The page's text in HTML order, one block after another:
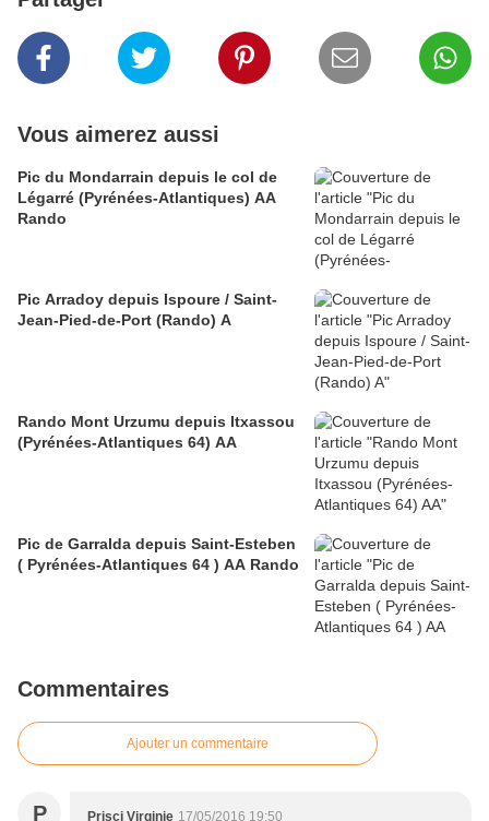
Vous aimerez aussi
Pic du Mondarrain depuis le col de
Légarré (Pyrénées-Atlantiques) AA
Rando
Pic Arradoy depuis Ispoure / Saint-
Jean-Pied-de-Port (Rando) A
Rando Mont Urzumu depuis Itxassou
(Pyrénées-Atlantiques 64) AA
Pic de Garralda depuis Saint-Esteben
( Pyrénées-Atlantiques 64 ) AA Rando
Commentaires
Ajouter un commentaire
P Prisci Virginie 17/05/2016 19:50